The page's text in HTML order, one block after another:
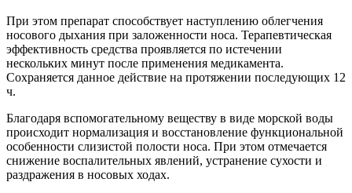
При этом препарат способствует наступлению облегчения
носового дыхания при заложенности носа. Терапевтическая
эффективность средства проявляется по истечении
нескольких минут после применения медикамента.
Сохраняется данное действие на протяжении последующих 12
ч.
Благодаря вспомогательному веществу в виде морской воды
происходит нормализация и восстановление функциональной
особенности слизистой полости носа. При этом отмечается
снижение воспалительных явлений, устранение сухости и
раздражения в носовых ходах.